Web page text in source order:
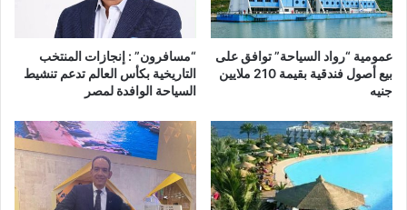
عمومية “رواد السياحة” توافق على
بيع أصول فندقية بقيمة 210 ملايين
جنيه
“مسافرون” : إنجازات المنتخب
التاريخية بكأس العالم تدعم تنشيط
السياحة الوافدة لمصر